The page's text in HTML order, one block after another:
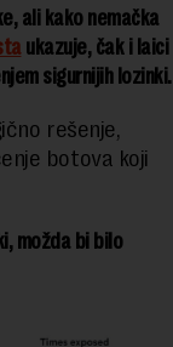
ali kako nemačka
ukazuje, čak i laici
sigurnijih lozinki.
rešenje,
botova koji
možda bi bilo